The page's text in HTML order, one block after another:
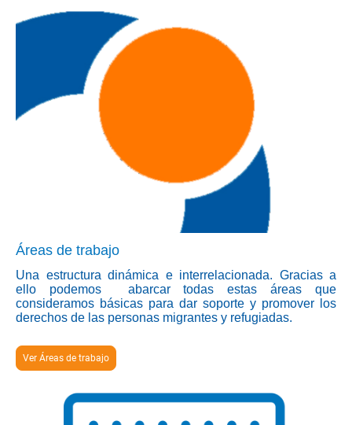
Áreas de trabajo
Una estructura dinámica e interrelacionada. Gracias a
ello podemos abarcar todas estas áreas que
consideramos básicas para dar soporte y promover los
derechos de las personas migrantes y refugiadas.
Ver Áreas de trabajo